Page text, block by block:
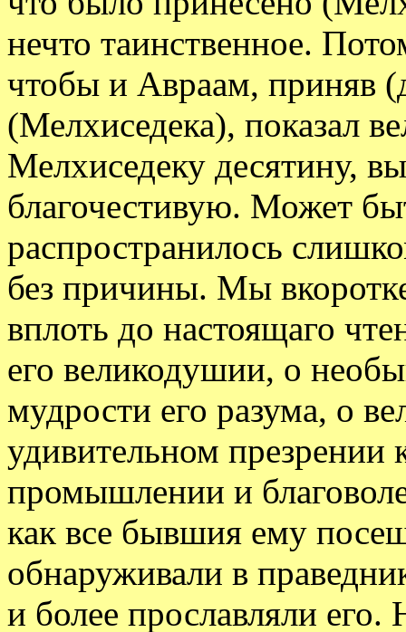
нечто таинственное.
чтобы и Авраам, приняв
(Мелхиседека), показал
Мелхиседеку десятину,
благочестивую. Может
распространилось
без причины. Мы
вплоть до настоящаго
его великодушии, о
мудрости его разума, о
удивительном презрении
промышлении и
как все бывшия ему
обнаруживали в
и более прославляли